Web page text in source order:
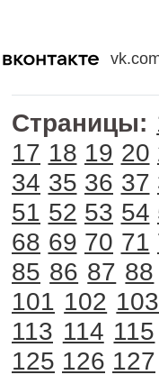
Страницы:
17 18 19 20
34 35 36 37
51 52 53 54
68 69 70 71
85 86 87 88
101 102 103
113 114 115
125 126 127